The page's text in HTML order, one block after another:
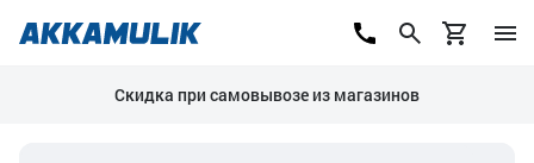
Скидка при самовывозе из магазинов